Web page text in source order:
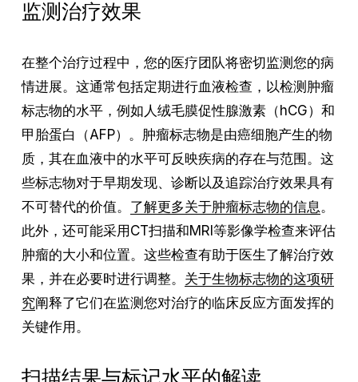
监测治疗效果
在整个治疗过程中，您的医疗团队将密切监测您的病
情进展。这通常包括定期进行血液检查，以检测肿瘤
标志物的水平，例如人绒毛膜促性腺激素（hCG）和
甲胎蛋白（AFP）。肿瘤标志物是由癌细胞产生的物
质，其在血液中的水平可反映疾病的存在与范围。这
些标志物对于早期发现、诊断以及追踪治疗效果具有
不可替代的价值。 了解更多关于肿瘤标志物的信息。
此外，还可能采用CT扫描和MRI等影像学检查来评估
肿瘤的大小和位置。这些检查有助于医生了解治疗效
果，并在必要时进行调整。 关于生物标志物的这项研
究阐释了它们在监测您对治疗的临床反应方面发挥的
关键作用。